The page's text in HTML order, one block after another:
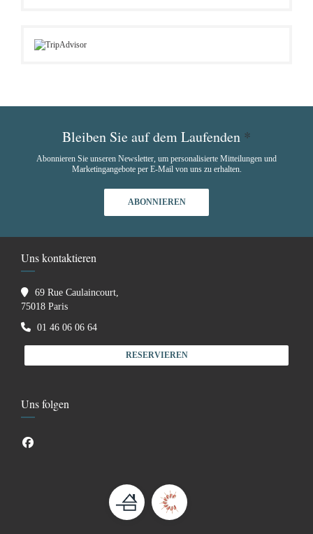
Bleiben Sie auf dem Laufenden *
Abonnieren Sie unseren Newsletter, um personalisierte Mitteilungen und
Marketingangebote per E-Mail von uns zu erhalten.
ABONNIEREN
Uns kontaktieren
69 Rue Caulaincourt,
75018 Paris((öffnet ein neues Fenster))
01 46 06 06 64
RESERVIEREN
Uns folgen
Facebook ((öffnet ein neues Fenster))